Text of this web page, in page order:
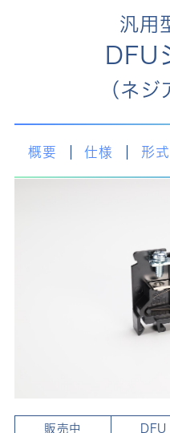
汎用
DFU
（ネジ
概要 仕様 形式
販売中 DFU